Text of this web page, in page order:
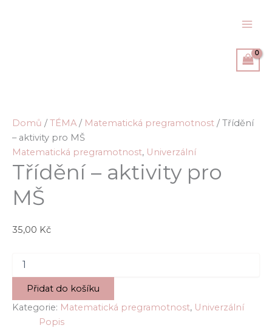
Domů /TÉMA / Matematická pregramotnost / Třídění
– aktivity pro MŠ
Matematická pregramotnost, Univerzální
Třídění – aktivity pro
MŠ
35,00 Kč
MŠ
množství
Přidat do košíku
Kategorie: Matematická pregramotnost, Univerzální
Popis